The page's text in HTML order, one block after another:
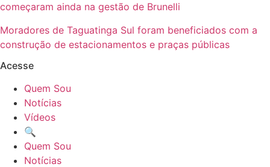
começaram ainda na gestão de Brunelli
Moradores de Taguatinga Sul foram beneficiados com a
construção de estacionamentos e praças públicas
Acesse
Quem Sou
Notícias
Vídeos
🔍
Quem Sou
Notícias